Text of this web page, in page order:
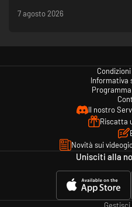
7 agosto 2026
Informativa
Il nostro
Riscatta
Novità sui
Unisciti alla